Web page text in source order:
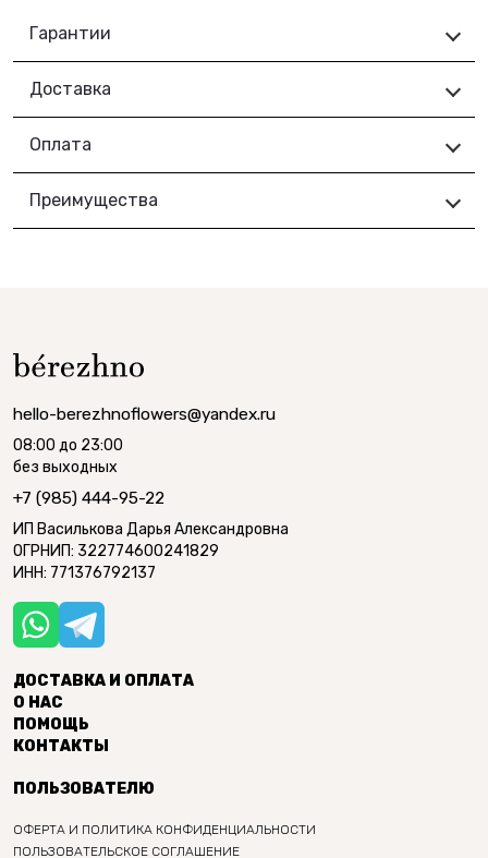
Гарантии
Доставка
Оплата
Преимущества
hello-berezhnoflowers@yandex.ru
08:00 до 23:00
без выходных
+7 (985) 444-95-22
ИП Василькова Дарья Александровна
ОГРНИП: 322774600241829
ИНН: 771376792137
ДОСТАВКА И ОПЛАТА
О НАС
ПОМОЩЬ
КОНТАКТЫ
ПОЛЬЗОВАТЕЛЮ
ОФЕРТА И ПОЛИТИКА КОНФИДЕНЦИАЛЬНОСТИ
ПОЛЬЗОВАТЕЛЬСКОЕ СОГЛАШЕНИЕ